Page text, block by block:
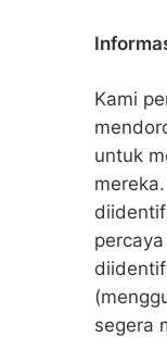
Kami
untuk
segera